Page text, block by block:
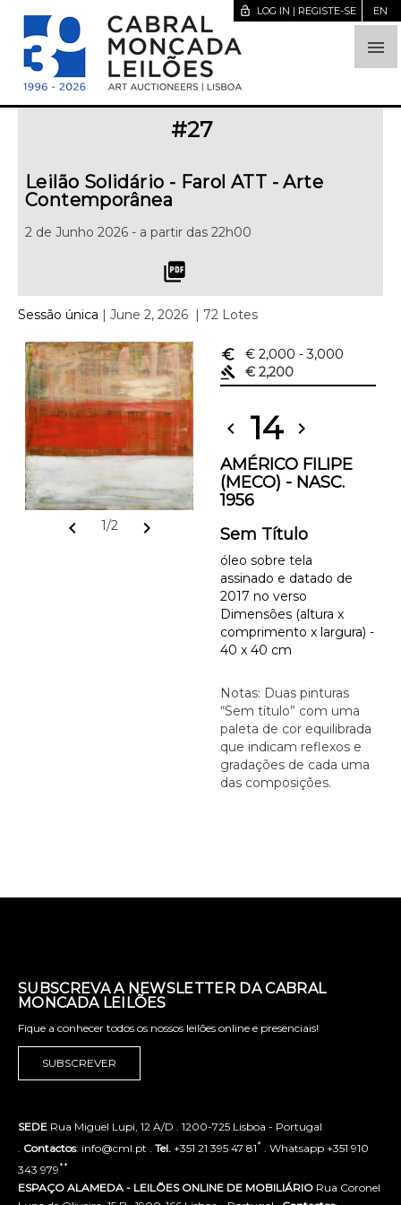

lock_open LOG IN | REGISTE-SE EN
#27
Leilão Solidário - Farol ATT - Arte
Contemporânea
2 de Junho 2026 - a partir das 22h00
picture_as_pdf
Sessão única | June 2, 2026 | 72 Lotes
chevron_left 1/2 chevron_right
euro_symbol € 2,000 - 3,000
gavel
€ 2,200
chevron_left 14 chevron_right
AMÉRICO FILIPE
(MECO) - NASC.
1956
Sem Título
óleo sobre tela
assinado e datado de
2017 no verso
Dimensões (altura x
comprimento x largura) -
40 x 40 cm
Notas: Duas pinturas
“Sem título” com uma
paleta de cor equilibrada
que indicam reflexos e
gradações de cada uma
das composições.
SUBSCREVA A NEWSLETTER DA CABRAL
MONCADA LEILÕES
Fique a conhecer todos os nossos leilões online e presenciais!
SUBSCREVER
SEDE Rua Miguel Lupi, 12 A/D . 1200-725 Lisboa - Portugal
Contactos: info@cml.pt . Tel. +351 21 395 47 81* . Whatsapp +351 910
343 979**
ESPAÇO ALAMEDA - LEILÕES ONLINE DE MOBILIÁRIO Rua Coronel